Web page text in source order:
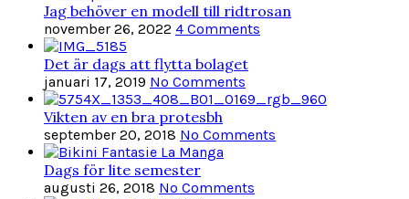
Jag behöver en modell till ridtrosan
november 26, 2022 4 Comments
Det är dags att flytta bolaget
januari 17, 2019 No Comments
Vikten av en bra protesbh
september 20, 2018 No Comments
Dags för lite semester
augusti 26, 2018 No Comments